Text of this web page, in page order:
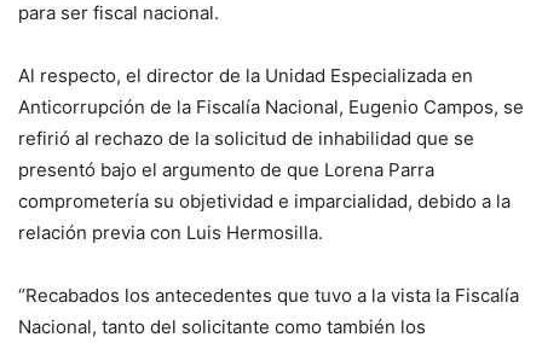
para ser fiscal nacional.
Al respecto, el director de la Unidad Especializada en
Anticorrupción de la Fiscalía Nacional, Eugenio Campos, se
refirió al rechazo de la solicitud de inhabilidad que se
presentó bajo el argumento de que Lorena Parra
comprometería su objetividad e imparcialidad, debido a la
relación previa con Luis Hermosilla.
“Recabados los antecedentes que tuvo a la vista la Fiscalía
Nacional, tanto del solicitante como también los